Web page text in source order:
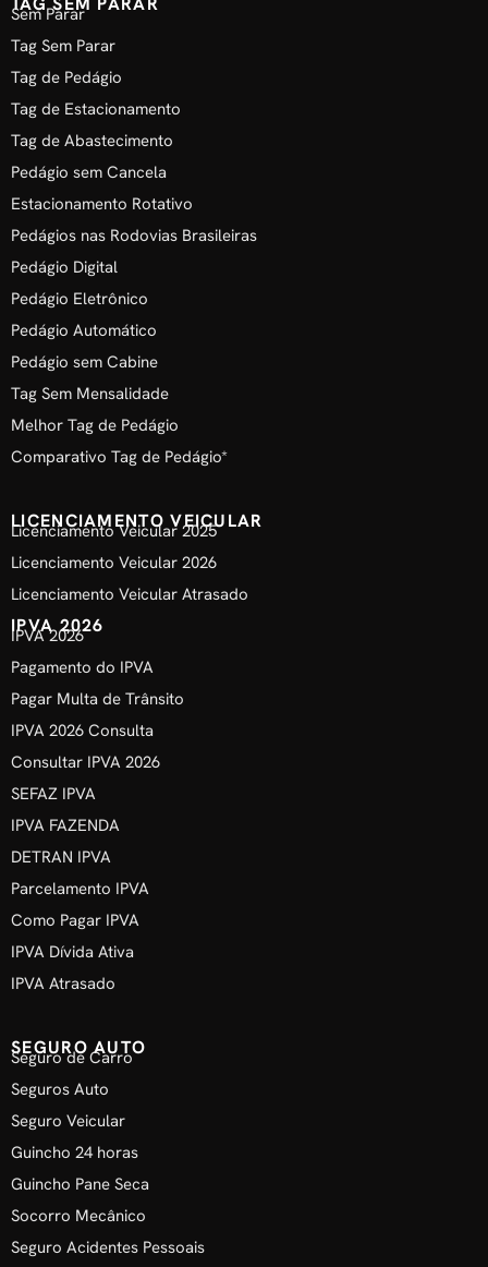
Sem Parar
Tag Sem Parar
Tag de Pedágio
Tag de Estacionamento
Tag de Abastecimento
Pedágio sem Cancela
Estacionamento Rotativo
Pedágios nas Rodovias Brasileiras
Pedágio Digital
Pedágio Eletrônico
Pedágio Automático
Pedágio sem Cabine
Tag Sem Mensalidade
Melhor Tag de Pedágio
Comparativo Tag de Pedágio*
LICENCIAMENTO VEICULAR
Licenciamento Veicular 2025
Licenciamento Veicular 2026
Licenciamento Veicular Atrasado
IPVA 2026
IPVA 2026
Pagamento do IPVA
Pagar Multa de Trânsito
IPVA 2026 Consulta
Consultar IPVA 2026
SEFAZ IPVA
IPVA FAZENDA
DETRAN IPVA
Parcelamento IPVA
Como Pagar IPVA
IPVA Dívida Ativa
IPVA Atrasado
SEGURO AUTO
Seguro de Carro
Seguros Auto
Seguro Veicular
Guincho 24 horas
Guincho Pane Seca
Socorro Mecânico
Seguro Acidentes Pessoais